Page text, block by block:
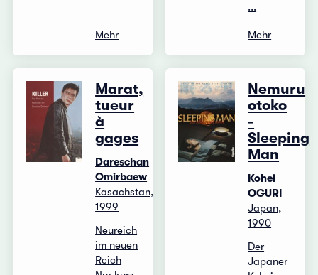
Mehr
...
Mehr
Marat,
tueur
à
gages
Dareschan
Omirbaew
Kasachstan,
1999
Neureich
im neuen
Reich
Nemuru
otoko
-
Sleeping
Man
Kohei
OGURI
Japan,
1990
Der
Japaner